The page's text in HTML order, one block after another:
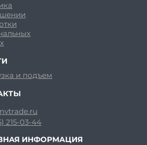
и подъем
215-03-44
ИНФОРМАЦИЯ